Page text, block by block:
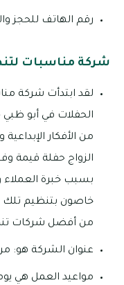
رقم الهاتف للحجز
شركة مناسبات
لقد ابتدأت شركة
الحفلات في أبو ظبي
من الأفكار
الزواج حفلة قيمة
بسبب خبرة العملاء
خاصون بتنظيم تلك
من أفضل شركات
عنوان الشركة هو:
مواعيد العمل هي